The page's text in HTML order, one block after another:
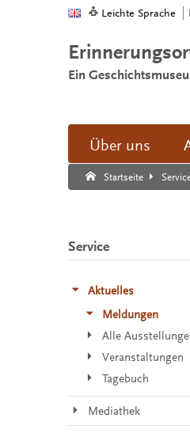
Leichte Sprache
Ein
Über uns
Startseite
Suche:
Suche Ende.
Service
Aktuelles
Meldungen
Alle
Veranstaltungen
Tagebuch
Mediathek